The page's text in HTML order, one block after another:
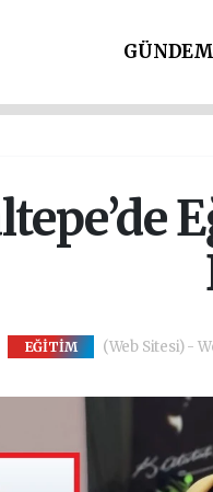
GÜNDEM
EĞİTİM (Web Sitesi) -